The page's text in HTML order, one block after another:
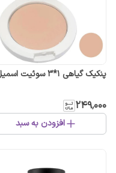
پنکیک گیاهی 1*3 سوئیت اسمیل
۲۴۹٬۰۰۰
افزودن به سبد